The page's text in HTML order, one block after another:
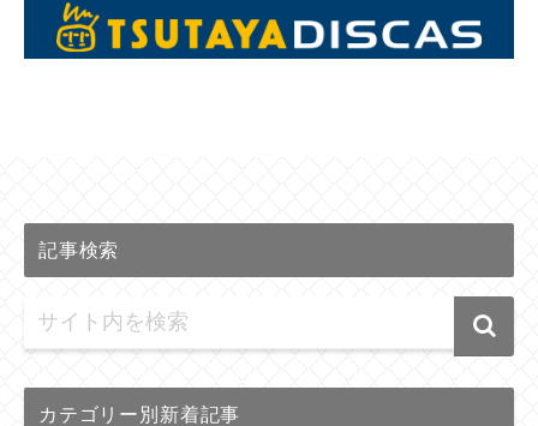
記事検索
カテゴリー別新着記事